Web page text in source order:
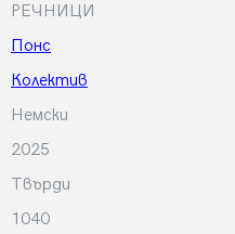
РЕЧНИЦИ
Понс
Колектив
Немски
2025
Твърди
1040